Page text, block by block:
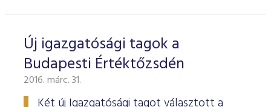
Új igazgatósági tagok a
Budapesti Értéktőzsdén
2016. márc. 31.
Két új Igazgatósági tagot választott a